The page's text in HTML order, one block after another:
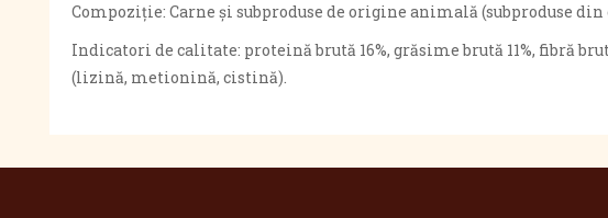
Compoziție: Carne și subproduse de origine animală (subproduse
Indicatori de calitate: proteină brută 16%, grăsime brută 11%, fibră
(lizină, metionină, cistină).